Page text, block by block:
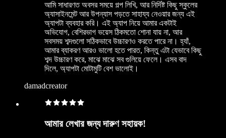
আমি সাধারণত অবসর সময়ে গল্প লিখি, আর নির্দিষ্ট কিছু স্কুলের
অ্যাসাইনমেন্ট আর উপন্যাস পড়তে সাহায্য নেওয়ার জন্য এই
অ্যাপটা ব্যবহার করি। এই অ্যাপ নিয়ে আমার একটাই
অভিযোগ, বেশিরভাগ ভয়েস ঠিকমতো শোনা যায় না, আর
সবসময় শব্দগুলো সঠিকভাবে উচ্চারণও করতে পারে না। হ্যাঁ,
আমার ব্যাকরণ আরও ভালো হতে পারত, কিন্তু এটা যেভাবে কিছু
শব্দ উচ্চারণ করে, মাঝে মাঝে সব গুলিয়ে ফেলে। এসব বাদ
দিলে, অ্যাপটা মোটামুটি বেশ ভালোই।
damadcreator
আমার লেখার জন্য দারুণ সহায়ক!